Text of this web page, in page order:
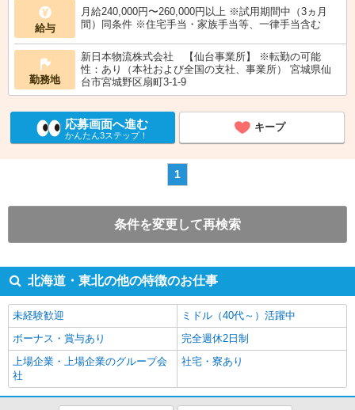
給与
月給240,000円〜260,000円以上 ※試用期間中（3ヵ月
間）同条件 ※住宅手当・家族手当等、一律手当含む
勤務地
新日本物流株式会社 【仙台事業所】 ※転勤の可能
性：あり（本社および全国の支社、事業所） 宮城県仙
台市宮城野区扇町3-1-9
応募画面へ進む
かんたん3ステップ！
キープ
1
条件を変更して再検索
北海道・東北の他の特徴のお仕事
未経験歓迎
ミドル（40代～）活躍中
ボーナス・賞与あり
完全週休2日制
上場企業・上場企業のグループ会
社
社宅・寮あり